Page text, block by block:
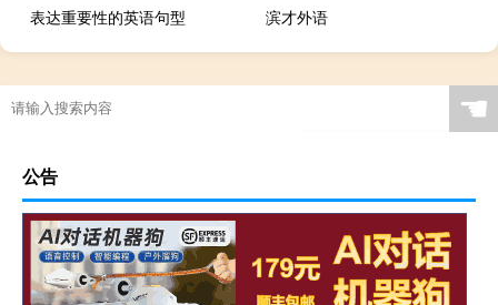
表达重要性的英语句型
滨才外语
☚
公告